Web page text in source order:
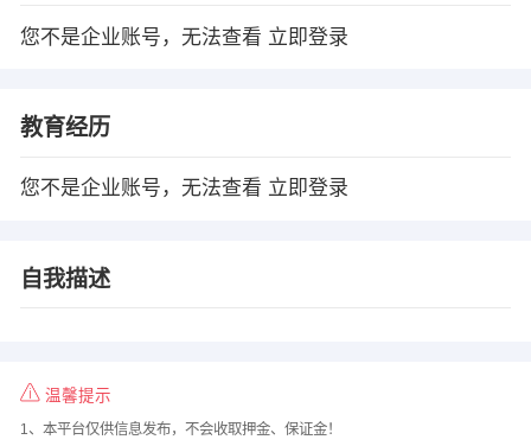
您不是企业账号，无法查看 立即登录
教育经历
您不是企业账号，无法查看 立即登录
自我描述
温馨提示
1、本平台仅供信息发布，不会收取押金、保证金！